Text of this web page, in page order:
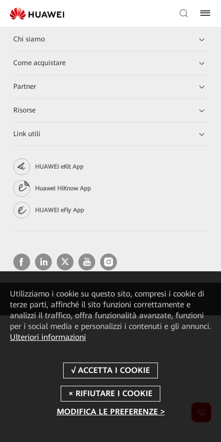
Chi siamo
Come acquistare
Partner
Risorse
Link utili
HUAWEI eKit App
Huawei HiKnow App
HUAWEI eFly App
Copyright © 2026 Huawei Technologies Co., Ltd. Tutti i diritti riservati.
Privacy
Cookies Preferenze Cookie Condizioni di utilizzo
Utilizziamo i cookie su questo sito, compresi i cookie di
terze parti, affinché il sito funzioni correttamente e
analizzi il traffico, offra funzionalità avanzate, funzioni
per i social media e personalizzi i contenuti e gli annunci.
Ulteriori informazioni
MODIFICA LE PREFERENZE >